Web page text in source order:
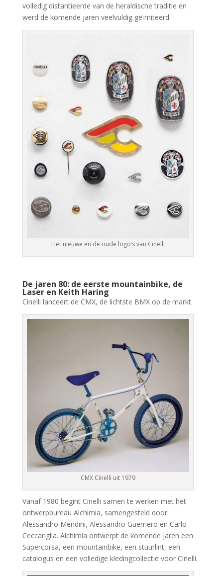
volledig distantieerde van de heraldische traditie en
werd de komende jaren veelvuldig geïmiteerd.
Het nieuwe en de oude logo’s van Cinelli
De jaren 80: de eerste mountainbike, de
Laser en Keith Haring
Cinelli lanceert de CMX, de lichtste BMX op de markt.
CMX Cinelli uit 1979
Vanaf 1980 begint Cinelli samen te werken met het
ontwerpbureau Alchimia, samengesteld door
Alessandro Mendini, Alessandro Guerriero en Carlo
Ceccariglia. Alchimia ontwerpt de komende jaren een
Supercorsa, een mountainbike, een stuurlint, een
catalogus en een volledige kledingcollectie voor Cinelli.